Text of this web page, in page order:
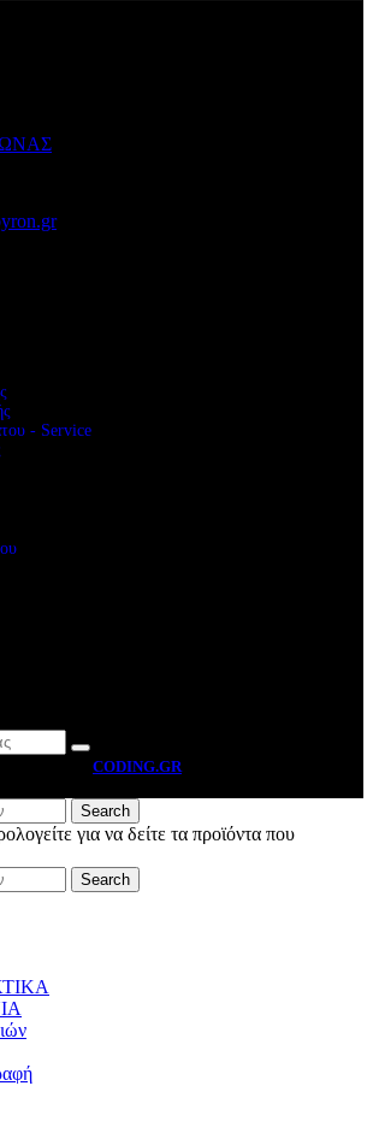
- Service
CODING.GR
Search
για να δείτε τα προϊόντα που
Search